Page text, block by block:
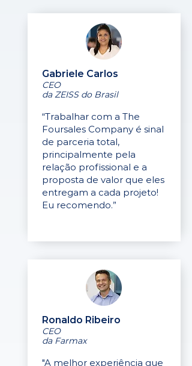
Gabriele Carlos
CEO
da ZEISS do Brasil
“Trabalhar com a The
Foursales Company é sinal
de parceria total,
principalmente pela
relação profissional e a
proposta de valor que eles
entregam a cada projeto!
Eu recomendo.”
Ronaldo Ribeiro
CEO
da Farmax
"A melhor experiência que